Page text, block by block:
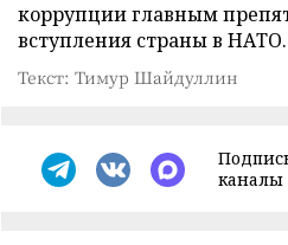
коррупции главным
вступления страны в НАТО.
Текст: Тимур Шайдуллин
каналы